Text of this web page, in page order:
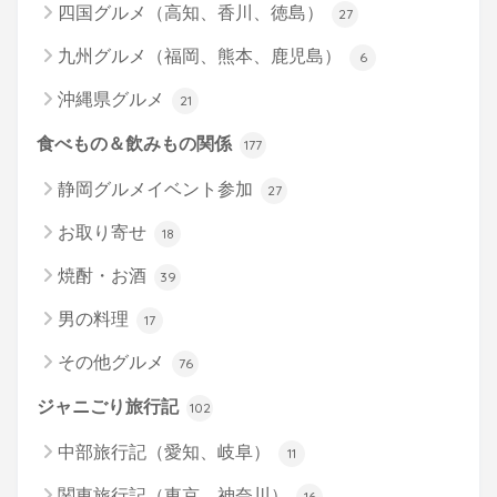
四国グルメ（高知、香川、徳島） 27
九州グルメ（福岡、熊本、鹿児島） 6
沖縄県グルメ 21
食べもの＆飲みもの関係 177
静岡グルメイベント参加 27
お取り寄せ 18
焼酎・お酒 39
男の料理 17
その他グルメ 76
ジャニごり旅行記 102
中部旅行記（愛知、岐阜） 11